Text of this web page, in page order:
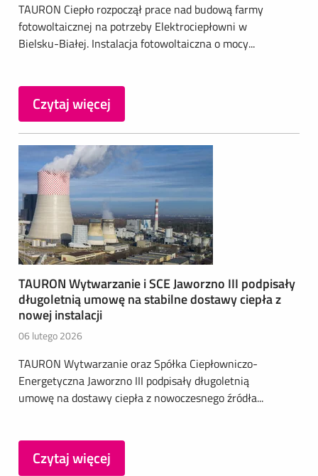
TAURON Ciepło rozpoczął prace nad budową farmy
fotowoltaicznej na potrzeby Elektrociepłowni w
Bielsku-Białej. Instalacja fotowoltaiczna o mocy...
Czytaj więcej
TAURON Wytwarzanie i SCE Jaworzno III podpisały
długoletnią umowę na stabilne dostawy ciepła z
nowej instalacji
06 lutego 2026
TAURON Wytwarzanie oraz Spółka Ciepłowniczo-
Energetyczna Jaworzno III podpisały długoletnią
umowę na dostawy ciepła z nowoczesnego źródła...
Czytaj więcej